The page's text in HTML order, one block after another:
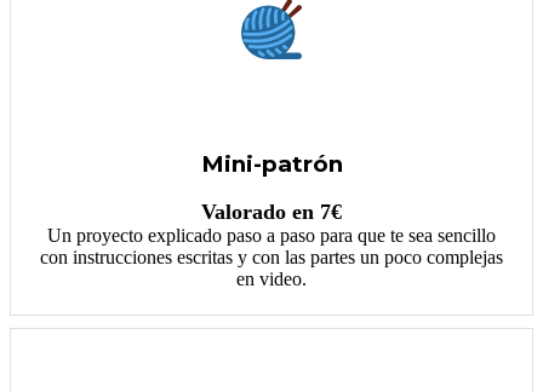
Mini-patrón
Valorado en 7€
Un proyecto explicado paso a paso para que te sea sencillo
con instrucciones escritas y con las partes un poco complejas
en video.